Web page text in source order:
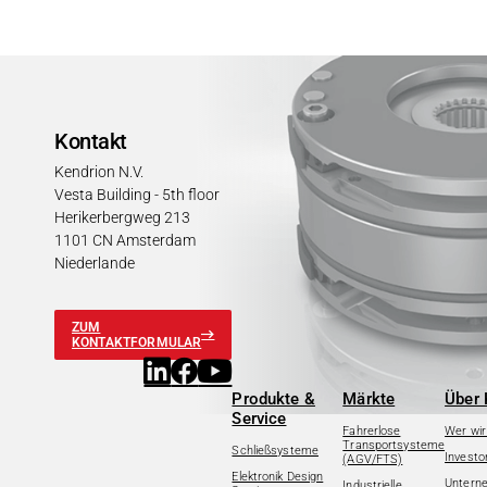
Kontakt
Kendrion N.V.
Vesta Building - 5th floor
Herikerbergweg 213
1101 CN Amsterdam
Niederlande
ZUM
KONTAKTFORMULAR
Produkte &
Service
Schließsysteme
Elektronik Design
Märkte
Fahrerlose
Transportsysteme
(AGV/FTS)
Über
Wer